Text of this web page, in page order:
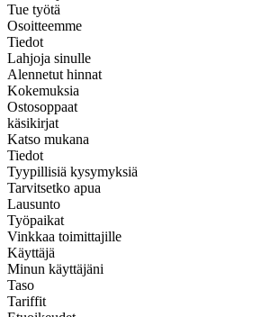
Tue työtä
Osoitteemme
Tiedot
Lahjoja sinulle
Alennetut hinnat
Kokemuksia
Ostosoppaat
käsikirjat
Katso mukana
Tiedot
Tyypillisiä kysymyksiä
Tarvitsetko apua
Lausunto
Työpaikat
Vinkkaa toimittajille
Käyttäjä
Minun käyttäjäni
Taso
Tariffit